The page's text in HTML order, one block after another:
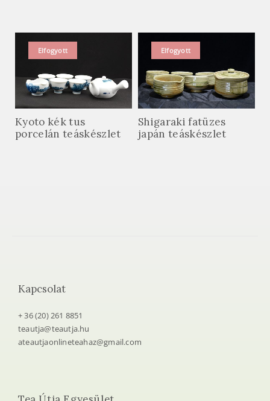
Elfogyott
Kyoto kék tus
porcelán teáskészlet
Elfogyott
Shigaraki fatüzes
japán teáskészlet
Kapcsolat
+ 36 (20) 261 8851
teautja@teautja.hu
ateautjaonlineteahaz@gmail.com